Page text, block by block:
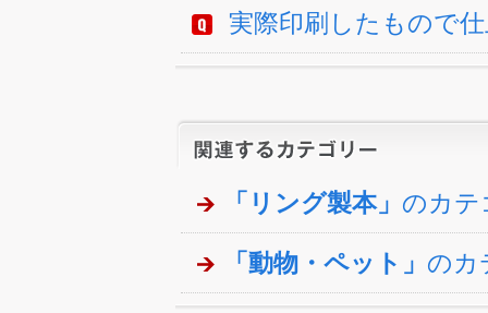
実際印刷したもので
「リング製本」 のカテ
「動物・ペット」 のカ